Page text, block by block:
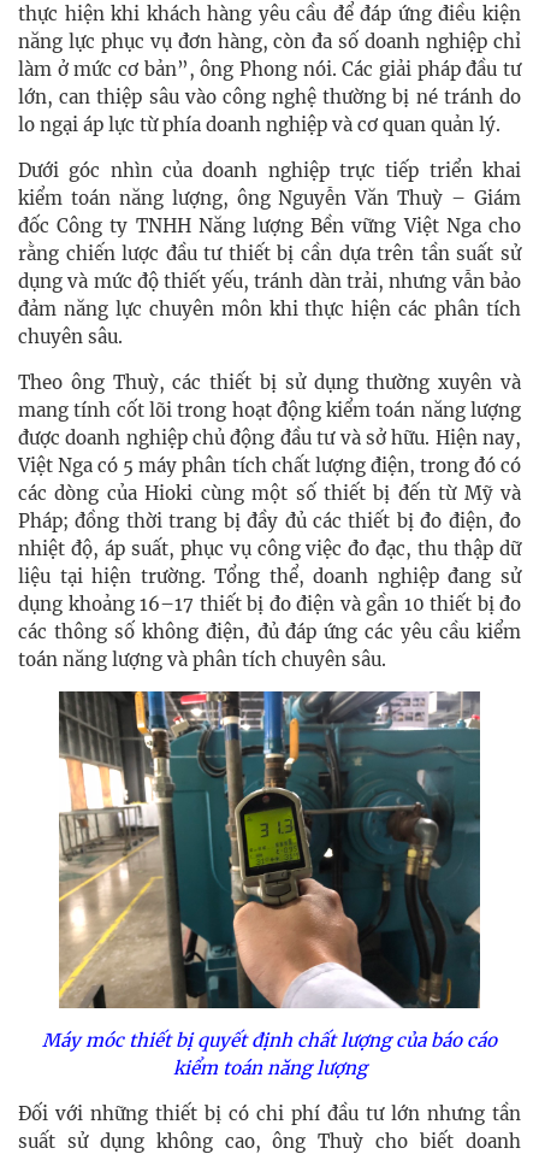
thực hiện khi khách hàng yêu cầu để đáp ứng điều kiện
năng lực phục vụ đơn hàng, còn đa số doanh nghiệp chỉ
làm ở mức cơ bản”, ông Phong nói. Các giải pháp đầu tư
lớn, can thiệp sâu vào công nghệ thường bị né tránh do
lo ngại áp lực từ phía doanh nghiệp và cơ quan quản lý.
Dưới góc nhìn của doanh nghiệp trực tiếp triển khai
kiểm toán năng lượng, ông Nguyễn Văn Thuỳ – Giám
đốc Công ty TNHH Năng lượng Bền vững Việt Nga cho
rằng chiến lược đầu tư thiết bị cần dựa trên tần suất sử
dụng và mức độ thiết yếu, tránh dàn trải, nhưng vẫn bảo
đảm năng lực chuyên môn khi thực hiện các phân tích
chuyên sâu.
Theo ông Thuỳ, các thiết bị sử dụng thường xuyên và
mang tính cốt lõi trong hoạt động kiểm toán năng lượng
được doanh nghiệp chủ động đầu tư và sở hữu. Hiện nay,
Việt Nga có 5 máy phân tích chất lượng điện, trong đó có
các dòng của Hioki cùng một số thiết bị đến từ Mỹ và
Pháp; đồng thời trang bị đầy đủ các thiết bị đo điện, đo
nhiệt độ, áp suất, phục vụ công việc đo đạc, thu thập dữ
liệu tại hiện trường. Tổng thể, doanh nghiệp đang sử
dụng khoảng 16–17 thiết bị đo điện và gần 10 thiết bị đo
các thông số không điện, đủ đáp ứng các yêu cầu kiểm
toán năng lượng và phân tích chuyên sâu.
Máy móc thiết bị quyết định chất lượng của báo cáo
kiểm toán năng lượng
Đối với những thiết bị có chi phí đầu tư lớn nhưng tần
suất sử dụng không cao, ông Thuỳ cho biết doanh